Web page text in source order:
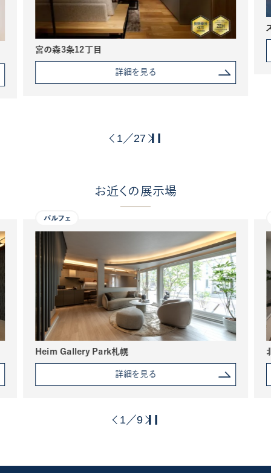
宮の森3条12丁目
詳細を見る
1 ／ 27
お近くの展示場
パルフェ
Heim Gallery Park札幌
詳細を見る
1 ／9